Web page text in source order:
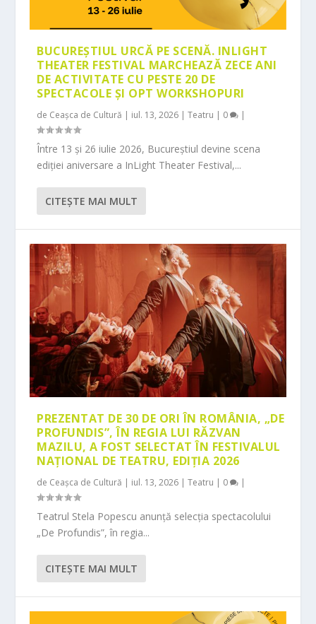
BUCUREȘTIUL URCĂ PE SCENĂ. INLIGHT
THEATER FESTIVAL MARCHEAZĂ ZECE ANI
DE ACTIVITATE CU PESTE 20 DE
SPECTACOLE ȘI OPT WORKSHOPURI
de Ceașca de Cultură | iul. 13, 2026 |Teatru | 0 |
Între 13 și 26 iulie 2026, Bucureștiul devine scena
ediției aniversare a InLight Theater Festival,...
CITEŞTE MAI MULT
PREZENTAT DE 30 DE ORI ÎN ROMÂNIA, „DE
PROFUNDIS”, ÎN REGIA LUI RĂZVAN
MAZILU, A FOST SELECTAT ÎN FESTIVALUL
NAȚIONAL DE TEATRU, EDIȚIA 2026
de Ceașca de Cultură | iul. 13, 2026 |Teatru | 0 |
Teatrul Stela Popescu anunță selecția spectacolului
„De Profundis”, în regia...
CITEŞTE MAI MULT